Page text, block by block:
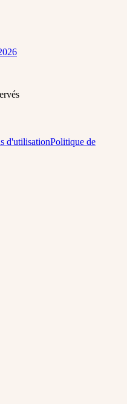
d'utilisationPolitique de